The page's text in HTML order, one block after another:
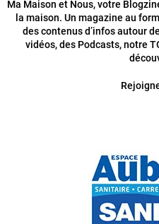
Ma Maison et Nous, votre
la maison. Un magazine au
des contenus d’infos autour
vidéos, des Podcasts, notre